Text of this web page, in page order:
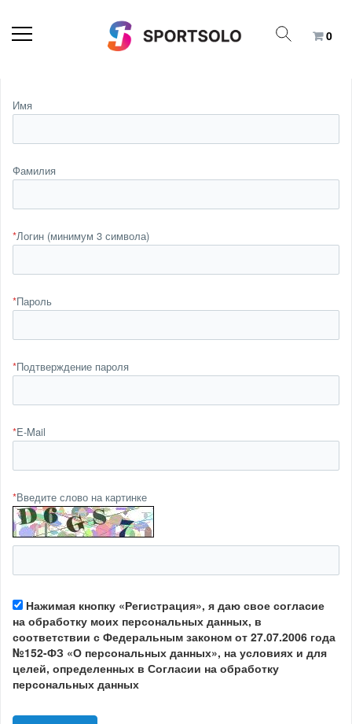
0
Имя
Фамилия
*Логин (минимум 3 символа)
*Пароль
*Подтверждение пароля
*E-Mail
*Введите слово на картинке
Нажимая кнопку «Регистрация», я даю свое согласие
на обработку моих персональных данных, в
соответствии с Федеральным законом от 27.07.2006 года
№152-ФЗ «О персональных данных», на условиях и для
целей, определенных в Согласии на обработку
персональных данных